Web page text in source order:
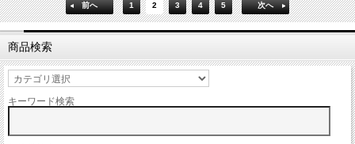
前へ 1 2 3 4 5 次へ
商品検索
キーワード検索